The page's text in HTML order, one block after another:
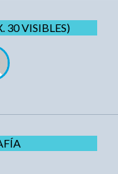
30 VISIBLES)